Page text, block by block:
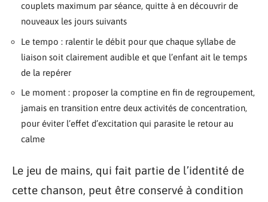
couplets maximum par séance, quitte à en découvrir de
nouveaux les jours suivants
Le tempo : ralentir le débit pour que chaque syllabe de
liaison soit clairement audible et que l’enfant ait le temps
de la repérer
Le moment : proposer la comptine en fin de regroupement,
jamais en transition entre deux activités de concentration,
pour éviter l’effet d’excitation qui parasite le retour au
calme
Le jeu de mains, qui fait partie de l’identité de
cette chanson, peut être conservé à condition